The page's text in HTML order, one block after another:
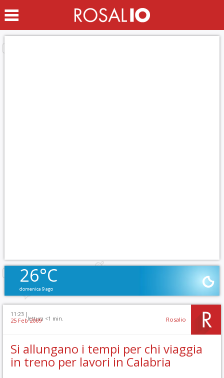
26°C
domenica 9 ago
11:23 |
lettura <1 min.
25 Feb 2009 Rosalio
Si allungano i tempi per chi viaggia
in treno per lavori in Calabria